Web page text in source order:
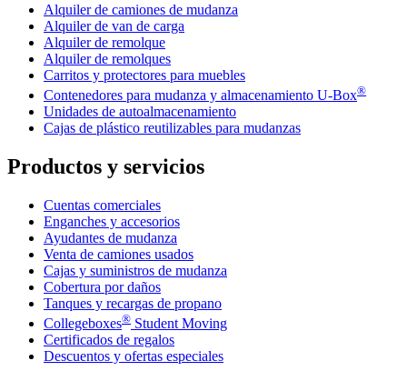
Alquiler de camiones de mudanza
Alquiler de van de carga
Alquiler de remolque
Alquiler de remolques
Carritos y protectores para muebles
Contenedores para mudanza y almacenamiento U-Box®
Unidades de autoalmacenamiento
Cajas de plástico reutilizables para mudanzas
Productos y servicios
Cuentas comerciales
Enganches y accesorios
Ayudantes de mudanza
Venta de camiones usados
Cajas y suministros de mudanza
Cobertura por daños
Tanques y recargas de propano
Collegeboxes® Student Moving
Certificados de regalos
Descuentos y ofertas especiales